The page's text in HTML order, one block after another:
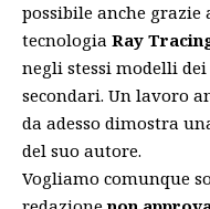
possibile anche
tecnologia Ray
negli stessi modelli
secondari. Un lavoro
da adesso dimostra
del suo autore.
Vogliamo comunque